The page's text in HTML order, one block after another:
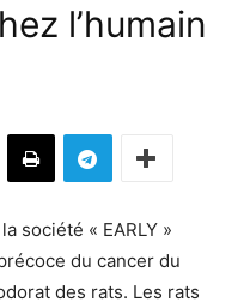
l’humain
société « EARLY »
du cancer du
des rats. Les rats